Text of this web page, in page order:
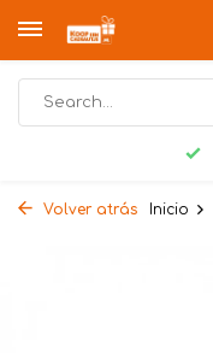
Volver atrás Inicio